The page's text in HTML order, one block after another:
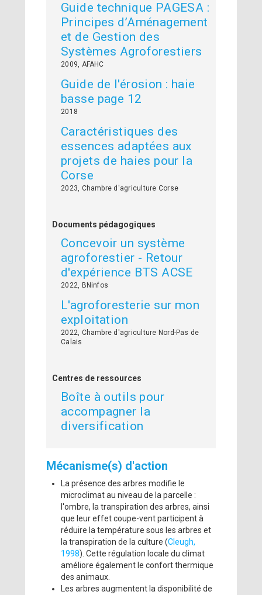
Guide technique PAGESA :
Principes d’Aménagement
et de Gestion des
Systèmes Agroforestiers
2009, AFAHC
Guide de l'érosion : haie
basse page 12
2018
Caractéristiques des
essences adaptées aux
projets de haies pour la
Corse
2023, Chambre d'agriculture Corse
Documents pédagogiques
Concevoir un système
agroforestier - Retour
d'expérience BTS ACSE
2022, BNinfos
L'agroforesterie sur mon
exploitation
2022, Chambre d'agriculture Nord-Pas de
Calais
Centres de ressources
Boîte à outils pour
accompagner la
diversification
Mécanisme(s) d'action
La présence des arbres modifie le
microclimat au niveau de la parcelle :
l'ombre, la transpiration des arbres, ainsi
que leur effet coupe-vent participent à
réduire la température sous les arbres et
la transpiration de la culture (Cleugh,
1998). Cette régulation locale du climat
améliore également le confort thermique
des animaux.
Les arbres augmentent la disponibilité de